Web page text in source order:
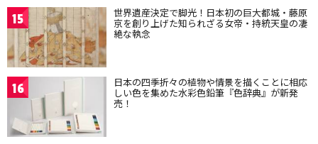
15 世界遺産決定で脚光！日本初の巨大都城・藤原
京を創り上げた知られざる女帝・持統天皇の凄
絶な執念
16 日本の四季折々の植物や情景を描くことに相応
しい色を集めた水彩色鉛筆『色辞典』が新発
売！